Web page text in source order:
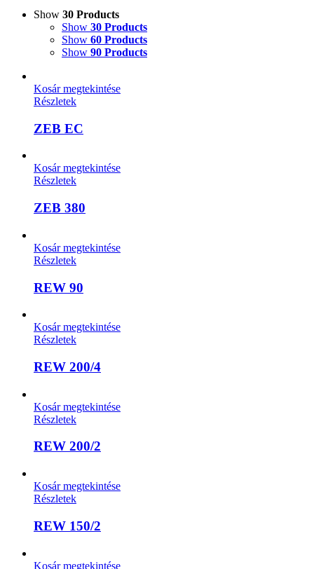
Show 30 Products
Show 30 Products
Show 60 Products
Show 90 Products
Kosár megtekintése
Részletek
ZEB EC
Kosár megtekintése
Részletek
ZEB 380
Kosár megtekintése
Részletek
REW 90
Kosár megtekintése
Részletek
REW 200/4
Kosár megtekintése
Részletek
REW 200/2
Kosár megtekintése
Részletek
REW 150/2
Kosár megtekintése